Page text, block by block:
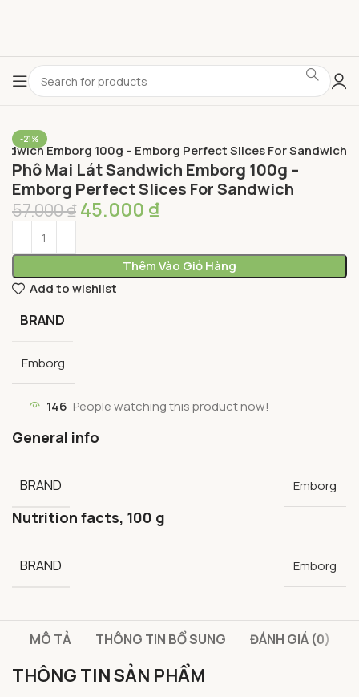
-21%
Emborg 100g – Emborg Perfect Slices For Sandwich
Phô Mai Lát Sandwich Emborg 100g –
Emborg Perfect Slices For Sandwich
57.000₫ 45.000 ₫
Thêm Vào Giỏ Hàng
Add to wishlist
BRAND
Emborg
146 People watching this product now!
General info
BRAND Emborg
Nutrition facts, 100 g
BRAND Emborg
MÔ TẢ THÔNG TIN BỔ SUNG ĐÁNH GIÁ (0)
THÔNG TIN SẢN PHẨM